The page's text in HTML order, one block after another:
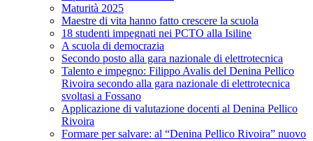
Maturità 2025
Maestre di vita hanno fatto crescere la scuola
18 studenti impegnati nei PCTO alla Isiline
A scuola di democrazia
Secondo posto alla gara nazionale di elettrotecnica
Talento e impegno: Filippo Avalis del Denina Pellico
Rivoira secondo alla gara nazionale di elettrotecnica
svoltasi a Fossano
Applicazione di valutazione docenti al Denina Pellico
Rivoira
Formare per salvare: al “Denina Pellico Rivoira” nuovo